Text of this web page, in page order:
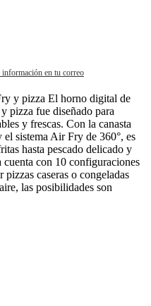
información en tu correo
y pizza El horno digital de
fue diseñado para
y frescas. Con la canasta
sistema Air Fry de 360°, es
hasta pescado delicado y
cuenta con 10 configuraciones
pizzas caseras o congeladas
las posibilidades son